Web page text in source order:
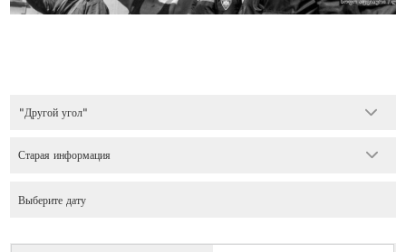
"Другой угол"
Старая информация